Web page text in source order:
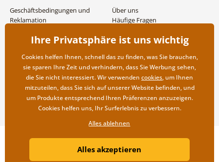
Geschäftsbedingungen und
Reklamation
Versand- und
Rücksendung der Ware
Über uns
Häufige Fragen
Großhandel und
Copyright ©2019 © Dovido.at.
Litvanyi.sk| Online-Shop erstellt von
Ihre Privatsphäre ist uns wichtig
Cookies helfen Ihnen, schnell das zu finden, was Sie brauchen,
sie sparen Ihre Zeit und verhindern, dass Sie Werbung sehen,
die Sie nicht interessiert. Wir verwenden cookies, um Ihnen
mitzuteilen, dass Sie sich auf unserer Website befinden, und
um Produkte entsprechend Ihren Präferenzen anzuzeigen.
Cookies helfen uns, Ihr Surferlebnis zu verbessern.
Alles ablehnen
Alles akzeptieren